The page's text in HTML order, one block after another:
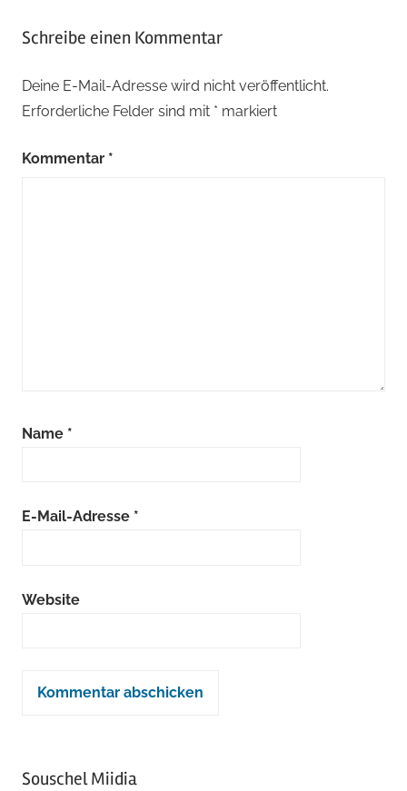
Schreibe einen Kommentar
Deine E-Mail-Adresse wird nicht veröffentlicht.
Erforderliche Felder sind mit * markiert
Kommentar *
Name *
E-Mail-Adresse *
Website
Souschel Miidia